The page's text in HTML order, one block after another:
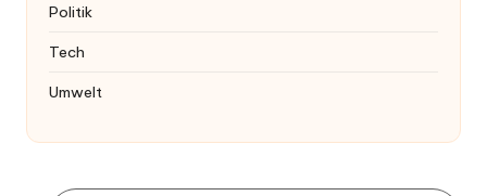
Politik
Tech
Umwelt